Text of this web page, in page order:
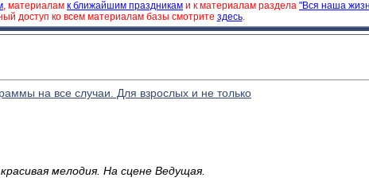
, материалам к ближайшим праздникам и к материалам раздела "Вся наша
доступ ко всем материалам базы смотрите здесь.
на все случаи. Для взрослых и не только
мелодия. На сцене Ведущая.